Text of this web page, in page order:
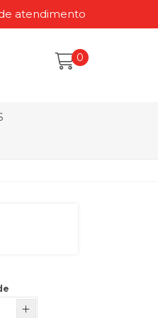
atendimento
0